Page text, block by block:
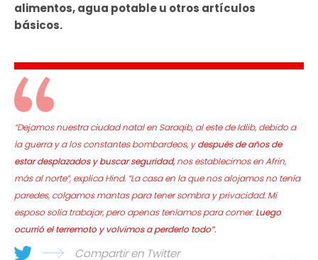
alimentos, agua potable u otros artículos
básicos.
“Dejamos nuestra ciudad natal en Saraqib, al este de Idlib, debido a
la guerra y a los constantes bombardeos, ydespués de años de
estar desplazados y buscar seguridad,nos establecimos en Afrin,
más al norte”, explicaHind. “La casa en la que nos alojamos no tenía
paredes, colgamos mantas para tener sombra y privacidad. Mi
esposo solía trabajar, pero apenas teníamos para comer. Luego
ocurrió el terremoto y volvimos a perderlo todo”.
Compartir en Twitter